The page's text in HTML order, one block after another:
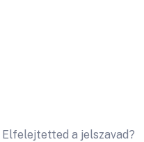
Elfelejtetted a jelszavad?